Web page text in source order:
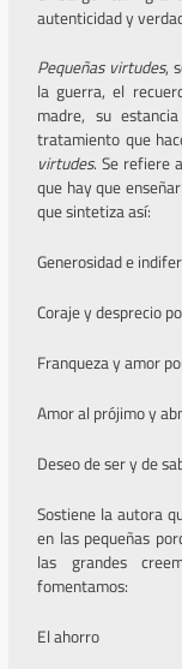
autenticidad y
Pequeñas virtudes,
la guerra, el
madre, su
tratamiento que
virtudes. Se refiere
que hay que
que sintetiza así:
Generosidad e
Coraje y desprecio
Franqueza y amor
Amor al prójimo y
Deseo de ser y de
Sostiene la autora
en las pequeñas
las grandes
fomentamos:
El ahorro